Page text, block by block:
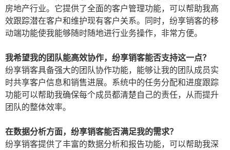
房地产行业。它提供了全面的客户管理功能，可以帮助我高
效跟踪潜在客户和维护现有客户关系。同时，纷享销客的移
动端功能使我能够随时随地进行业务操作，非常方便。
我希望我的团队能高效协作，纷享销客能否支持这一点？
纷享销客具备强大的团队协作功能，能够让我的团队成员实
时共享客户信息和销售进展。系统中的任务分配和进度跟踪
功能可以帮助我确保每个成员都清楚自己的责任，从而提升
团队的整体效率。
在数据分析方面，纷享销客能否满足我的需求？
纷享销客提供了丰富的数据分析和报告功能，可以帮助我深